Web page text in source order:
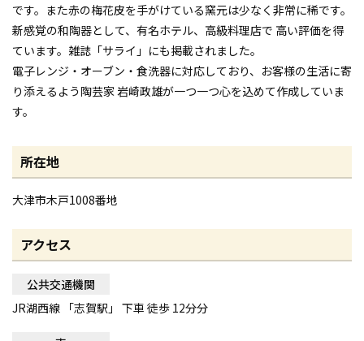
です。また赤の梅花皮を手がけている窯元は少なく非常に稀です。
新感覚の和陶器として、有名ホテル、高級料理店で 高い評価を得
ています。雑誌「サライ」にも掲載されました。
電子レンジ・オーブン・食洗器に対応しており、お客様の生活に寄
り添えるよう陶芸家 岩崎政雄が一つ一つ心を込めて作成していま
す。
所在地
大津市木戸1008番地
アクセス
公共交通機関
JR湖西線 「志賀駅」 下車 徒歩 12分分